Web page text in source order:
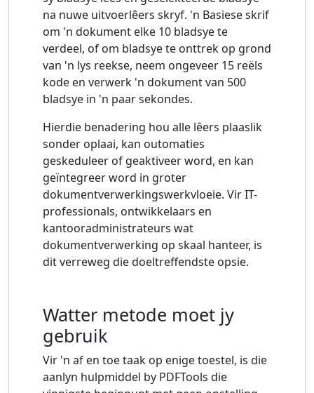
na nuwe uitvoerlêers skryf. 'n Basiese skrif
om 'n dokument elke 10 bladsye te
verdeel, of om bladsye te onttrek op grond
van 'n lys reekse, neem ongeveer 15 reëls
kode en verwerk 'n dokument van 500
bladsye in 'n paar sekondes.
Hierdie benadering hou alle lêers plaaslik
sonder oplaai, kan outomaties
geskeduleer of geaktiveer word, en kan
geïntegreer word in groter
dokumentverwerkingswerkvloeie. Vir IT-
professionals, ontwikkelaars en
kantooradministrateurs wat
dokumentverwerking op skaal hanteer, is
dit verreweg die doeltreffendste opsie.
Watter metode moet jy
gebruik
Vir 'n af en toe taak op enige toestel, is die
aanlyn hulpmiddel by PDFTools die